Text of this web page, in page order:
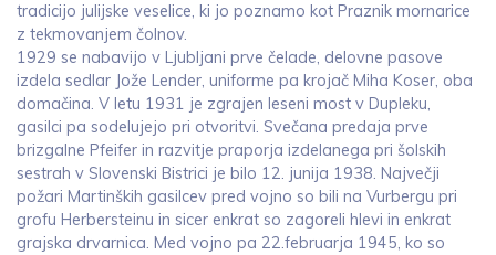
tradicijo julijske veselice, ki jo poznamo kot Praznik mornarice
z tekmovanjem čolnov.
1929 se nabavijo v Ljubljani prve čelade, delovne pasove
izdela sedlar Jože Lender, uniforme pa krojač Miha Koser, oba
domačina. V letu 1931 je zgrajen leseni most v Dupleku,
gasilci pa sodelujejo pri otvoritvi. Svečana predaja prve
brizgalne Pfeifer in razvitje praporja izdelanega pri šolskih
sestrah v Slovenski Bistrici je bilo 12. junija 1938. Največji
požari Martinških gasilcev pred vojno so bili na Vurbergu pri
grofu Herbersteinu in sicer enkrat so zagoreli hlevi in enkrat
grajska drvarnica. Med vojno pa 22.februarja 1945, ko so